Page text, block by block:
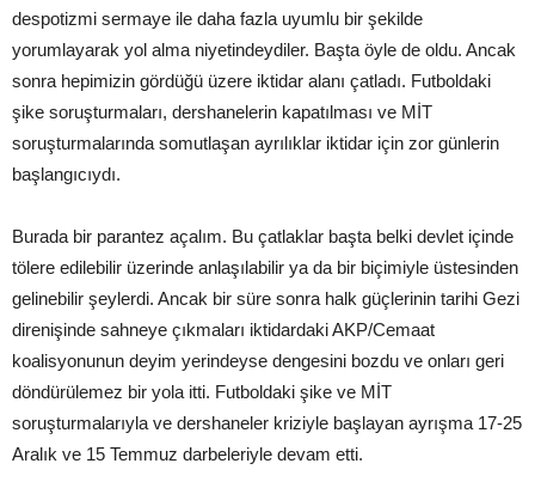
despotizmi sermaye ile daha fazla uyumlu bir şekilde
yorumlayarak yol alma niyetindeydiler. Başta öyle de oldu. Ancak
sonra hepimizin gördüğü üzere iktidar alanı çatladı. Futboldaki
şike soruşturmaları, dershanelerin kapatılması ve MİT
soruşturmalarında somutlaşan ayrılıklar iktidar için zor günlerin
başlangıcıydı.
Burada bir parantez açalım. Bu çatlaklar başta belki devlet içinde
tölere edilebilir üzerinde anlaşılabilir ya da bir biçimiyle üstesinden
gelinebilir şeylerdi. Ancak bir süre sonra halk güçlerinin tarihi Gezi
direnişinde sahneye çıkmaları iktidardaki AKP/Cemaat
koalisyonunun deyim yerindeyse dengesini bozdu ve onları geri
döndürülemez bir yola itti. Futboldaki şike ve MİT
soruşturmalarıyla ve dershaneler kriziyle başlayan ayrışma 17-25
Aralık ve 15 Temmuz darbeleriyle devam etti.